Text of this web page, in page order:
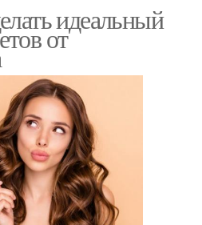
идеальный
от